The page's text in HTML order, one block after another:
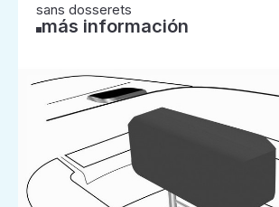
sans dosserets
más información